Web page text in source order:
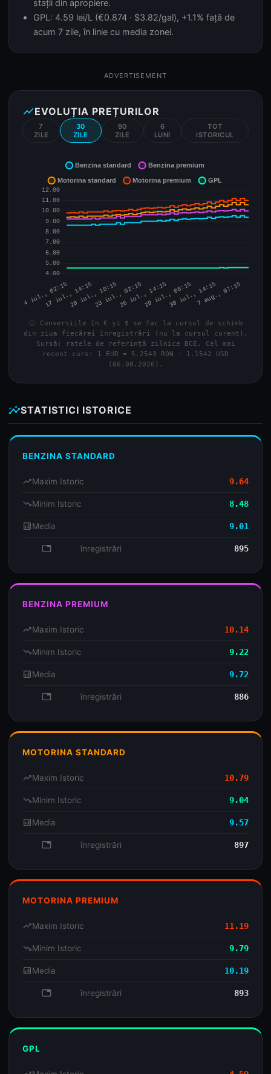
stații din apropiere.
GPL: 4.59 lei/L (€0.874 · $3.82/gal), +1.1% față de
acum 7 zile, în linie cu media zonei.
ADVERTISEMENT
show_chartEVOLUȚIA PREȚURILOR
7
ZILE
30
ZILE
90
ZILE
6
LUNI
TOT
ISTORICUL
info Conversiile în € și $ se fac la cursul de schimb
din ziua fiecărei înregistrări (nu la cursul curent).
Sursă: ratele de referință zilnice BCE. Cel mai
recent curs: 1 EUR = 5.2543 RON · 1.1542 USD
(06.08.2026).
insightsSTATISTICI ISTORICE
BENZINA STANDARD
trending_upMaxim Istoric 9.64
trending_downMinim Istoric 8.48
analyticsMedia 9.01
database înregistrări 895
BENZINA PREMIUM
trending_upMaxim Istoric 10.14
trending_downMinim Istoric 9.22
analyticsMedia 9.72
database înregistrări 886
MOTORINA STANDARD
trending_upMaxim Istoric 10.79
trending_downMinim Istoric 9.04
analyticsMedia 9.57
database înregistrări 897
MOTORINA PREMIUM
trending_upMaxim Istoric 11.19
trending_downMinim Istoric 9.79
analyticsMedia 10.19
database înregistrări 893
GPL